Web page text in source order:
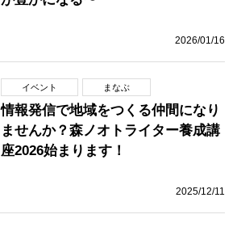
2026/01/16
イベント まなぶ
情報発信で地域をつくる仲間になり
ませんか？森ノオトライター養成講
座2026始まります！
2025/12/11